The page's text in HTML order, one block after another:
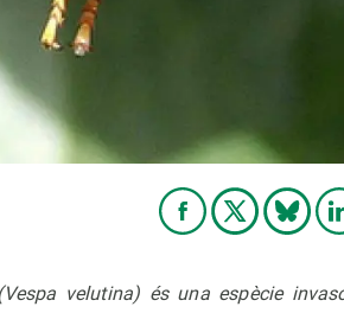
velutina) és una espècie